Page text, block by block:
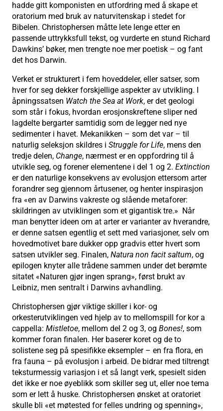
hadde gitt komponisten en utfordring med å skape et
oratorium med bruk av naturvitenskap i stedet for
Bibelen. Christophersen måtte lete lenge etter en
passende uttrykksfull tekst, og vurderte en stund Richard
Dawkins’ bøker, men trengte noe mer poetisk – og fant
det hos Darwin.
Verket er strukturert i fem hoveddeler, eller satser, som
hver for seg dekker forskjellige aspekter av utvikling. I
åpningssatsen Watch the Sea at Work, er det geologi
som står i fokus, hvordan erosjonskreftene sliper ned
lagdelte bergarter samtidig som de legger ned nye
sedimenter i havet. Mekanikken – som det var – til
naturlig seleksjon skildres i Struggle for Life, mens den
tredje delen, Change, nærmest er en oppfordring til å
utvikle seg, og forener elementene i del 1 og 2. Extinction
er den naturlige konsekvens av evolusjon ettersom arter
forandrer seg gjennom årtusener, og henter inspirasjon
fra «en av Darwins vakreste og slående metaforer:
skildringen av utviklingen som et gigantisk tre.» Når
man benytter ideen om at arter er varianter av hverandre,
er denne satsen egentlig et sett med variasjoner, selv om
hovedmotivet bare dukker opp gradvis etter hvert som
satsen utvikler seg. Finalen, Natura non facit saltum, og
epilogen knyter alle trådene sammen under det berømte
sitatet «Naturen gjør ingen sprang», først brukt av
Leibniz, men sentralt i Darwins avhandling.
Christophersen gjør viktige skiller i kor- og
orkesterutviklingen ved hjelp av to mellomspill for kor a
cappella: Mistletoe, mellom del 2 og 3, og Bones!, som
kommer foran finalen. Her baserer koret og de to
solistene seg på spesifikke eksempler – en fra flora, en
fra fauna – på evolusjon i arbeid. De bidrar med tiltrengt
teksturmessig variasjon i et så langt verk, spesielt siden
det ikke er noe øyeblikk som skiller seg ut, eller noe tema
som er lett å huske. Christophersen ønsket at oratoriet
skulle bli «et møtested for felles undring og spenning»,